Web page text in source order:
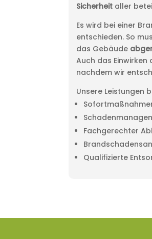
Sicherheit aller
Es wird bei einer
entschieden. So
das Gebäude
Auch das Einwirken
nachdem wir
Unsere Leistungen
Fachgerechter
Qualifizierte